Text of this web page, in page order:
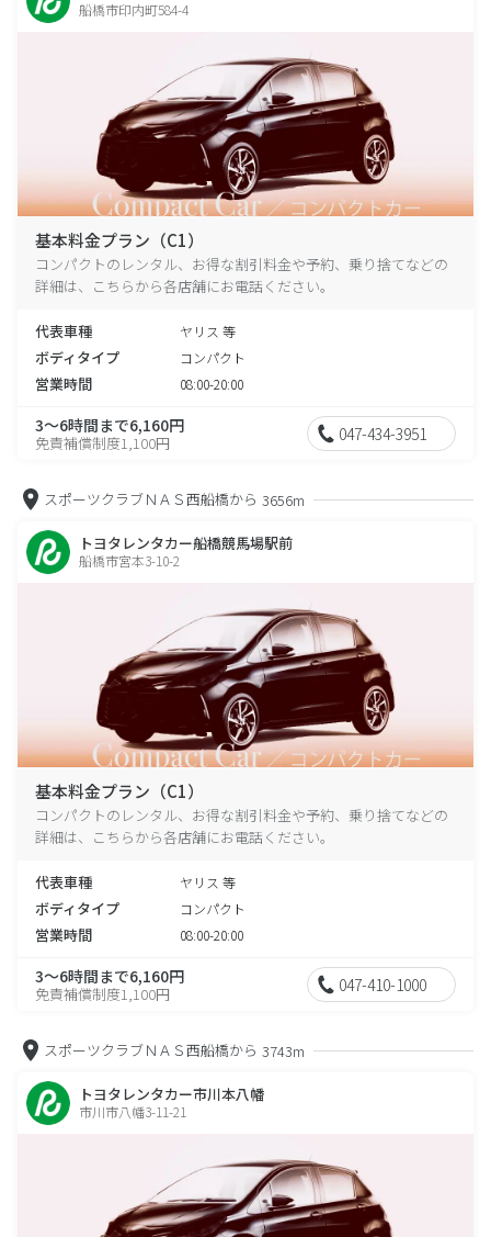
船橋市印内町584-4
基本料金プラン（C1）
コンパクトのレンタル、お得な割引料金や予約、乗り捨てなどの
詳細は、こちらから各店舗にお電話ください。
代表車種 ヤリス 等
ボディタイプ コンパクト
営業時間 08:00-20:00
3～6時間まで6,160円
免責補償制度1,100円 047-434-3951
スポーツクラブＮＡＳ西船橋から 3656m
トヨタレンタカー船橋競馬場駅前
船橋市宮本3-10-2
基本料金プラン（C1）
コンパクトのレンタル、お得な割引料金や予約、乗り捨てなどの
詳細は、こちらから各店舗にお電話ください。
代表車種 ヤリス 等
ボディタイプ コンパクト
営業時間 08:00-20:00
3～6時間まで6,160円
免責補償制度1,100円 047-410-1000
スポーツクラブＮＡＳ西船橋から 3743m
トヨタレンタカー市川本八幡
市川市八幡3-11-21